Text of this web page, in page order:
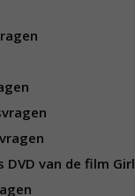
DVD van de film Girl